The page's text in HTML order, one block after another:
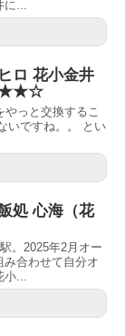
...
ロ 花小金井
やっと交換するこ
いですね。。 とい
処 心海（花
。2025年2月オー
み合わせて自分オ
...